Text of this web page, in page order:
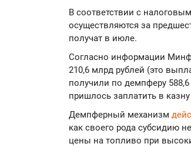
В соответствии с
осуществляются за
получат в июле.
Согласно информации
210,6 млрд рублей (это
получили по демпферу
пришлось заплатить в
Демпферный механизм
как своего рода субсидию
цены на топливо при